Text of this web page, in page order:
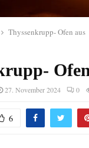
Thyssenkrupp- Ofen aus
27. November 2024 0
6